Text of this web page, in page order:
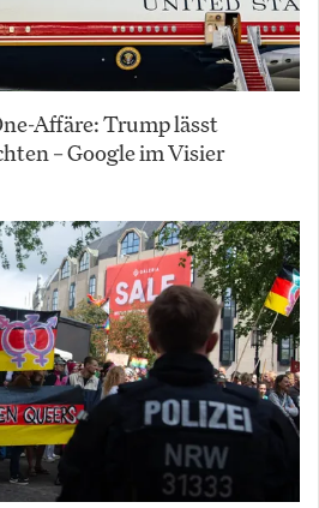
Affäre: Trump lässt
– Google im Visier